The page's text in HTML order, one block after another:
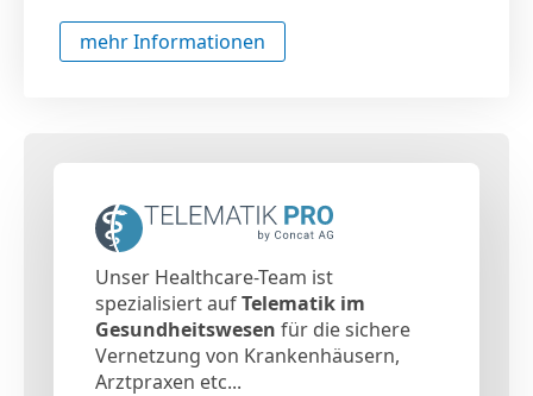
mehr Informationen
Unser Healthcare-Team ist
spezialisiert aufTelematik im
Gesundheitswesen für die sichere
Vernetzung von Krankenhäusern,
Arztpraxen etc...